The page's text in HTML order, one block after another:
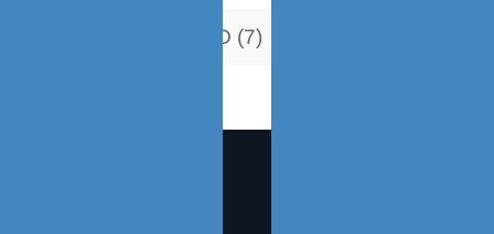
JESUS ANTONIO (7)